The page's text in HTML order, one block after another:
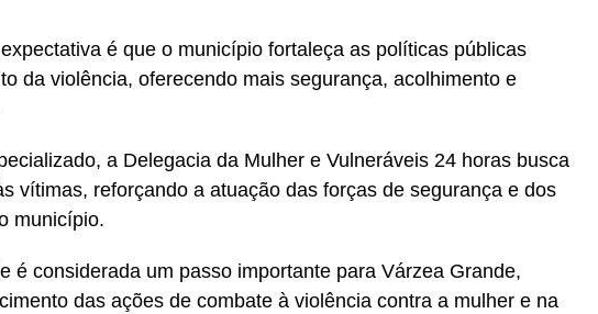
é que o município fortaleça as políticas públicas
da violência, oferecendo mais segurança, acolhimento e
a Delegacia da Mulher e Vulneráveis 24 horas busca
vítimas, reforçando a atuação das forças de segurança e dos
município.
é considerada um passo importante para Várzea Grande,
das ações de combate à violência contra a mulher e na